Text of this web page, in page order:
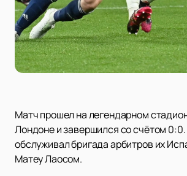
Матч прошел на легендарном
Лондоне и завершился со счётом
обслуживал бригада арбитров их
Матеу Лаосом.